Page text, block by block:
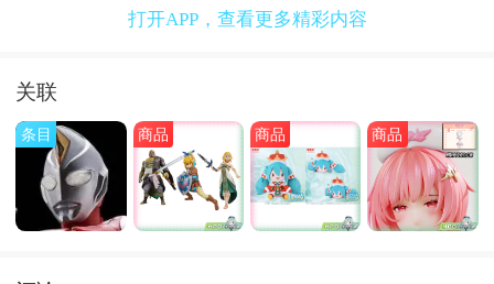
打开APP，查看更多精彩内容
关联
条目 商品 商品 商品